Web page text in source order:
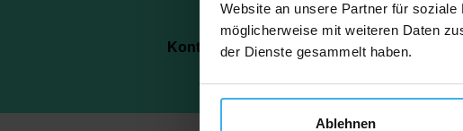
Website an unsere Partner für
möglicherweise mit weiteren Daten
der Dienste gesammelt haben.
Ablehnen
Kontakt Datenschutz